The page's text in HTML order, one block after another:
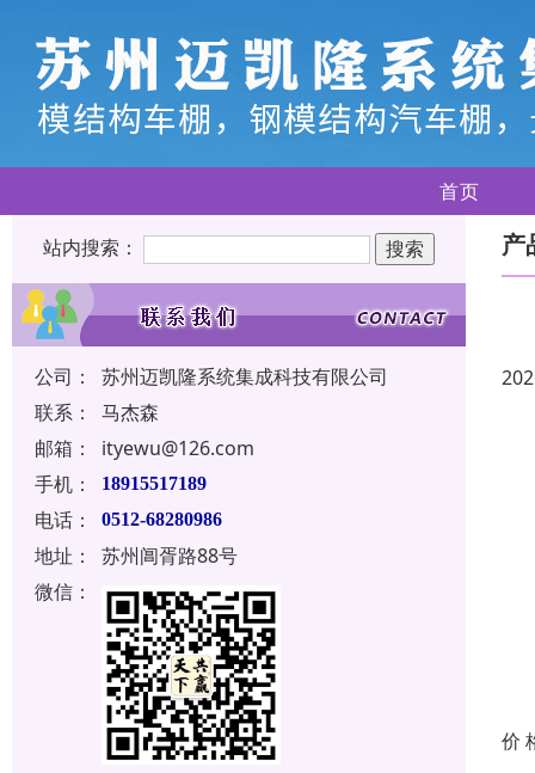
首页
站内搜索：
公司：
苏州迈凯隆系统集成科技有限公司
联系：
马杰森
邮箱：
ityewu@126.com
手机：
18915517189
电话： 0512-68280986
地址：
苏州阊胥路88号
微信：
产
价